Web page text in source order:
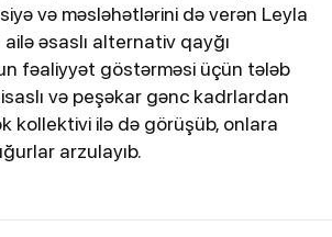
və məsləhətlərini də verən Leyla
əsaslı alternativ qayğı
fəaliyyət göstərməsi üçün tələb
və peşəkar gənc kadrlardan
kollektivi ilə də görüşüb, onlara
arzulayıb.